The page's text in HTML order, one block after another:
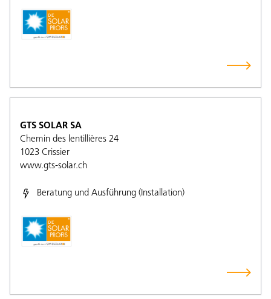
GTS SOLAR SA
Chemin des lentillières 24
1023 Crissier
www.gts-solar.ch
Beratung und Ausführung (Installation)